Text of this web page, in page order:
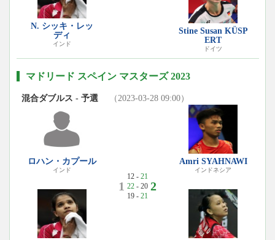
N. シッキ・レッ
ディ
インド
Stine Susan KÜSP
ERT
ドイツ
マドリード スペイン マスターズ 2023
混合ダブルス - 予選 （2023-03-28 09:00）
ロハン・カプール
インド
1
12 - 21
22- 20
19 - 21
2
Amri SYAHNAWI
インドネシア